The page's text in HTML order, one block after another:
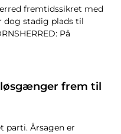
fremtidssikret med
dog stadig plads til
På
løsgænger frem til
parti. Årsagen er